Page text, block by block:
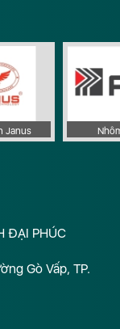
Janus
ĐẠI PHÚC
Gò Vấp, TP.